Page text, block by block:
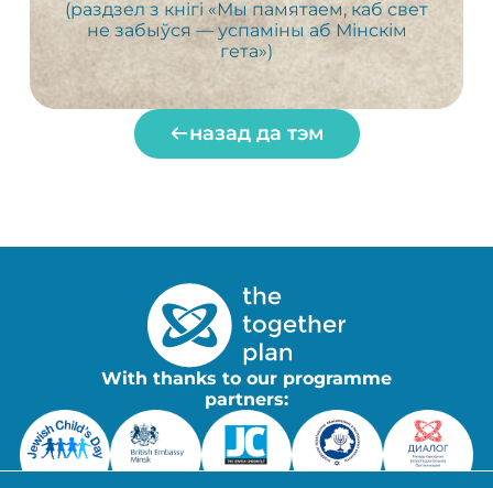
(раздзел з кнігі «Мы памятаем, каб свет
не забыўся — успаміны аб Мінскім
гета»)
назад да тэм
With thanks to our programme
partners: